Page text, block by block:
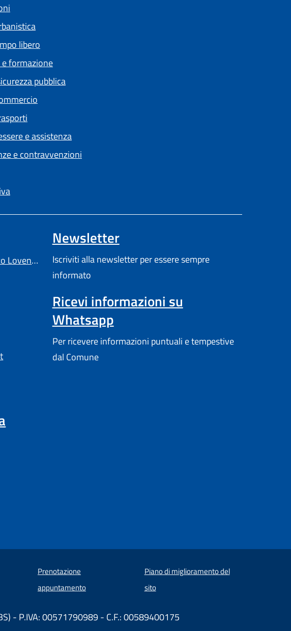
libero
formazione
pubblica
e assistenza
e contravvenzioni
(BS)
(apre in un'altra scheda).
Newsletter
Iscriviti alla newsletter per essere sempre
informato
Ricevi informazioni su
Whatsapp
Per ricevere informazioni puntuali e tempestive
dal Comune
Prenotazione
appuntamento
Piano di miglioramento del
sito
- P.IVA: 00571790989 - C.F.: 00589400175